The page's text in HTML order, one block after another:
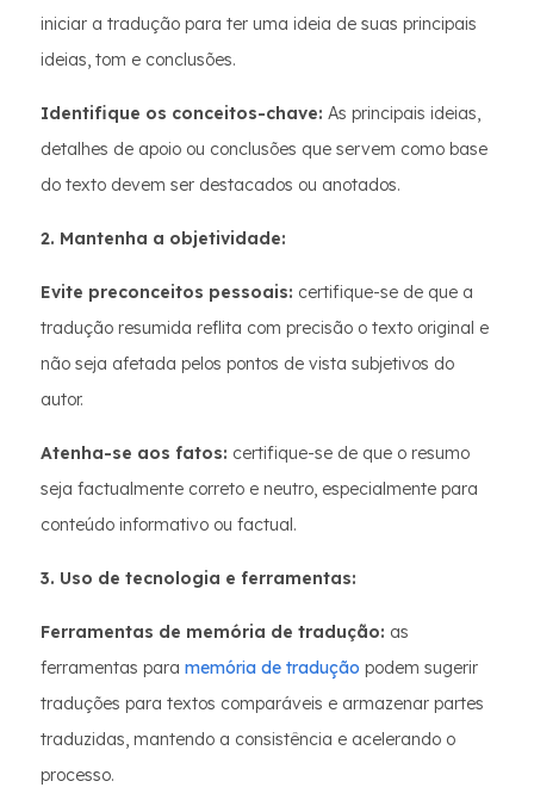
iniciar a tradução para ter uma ideia de suas principais
ideias, tom e conclusões.
Identifique os conceitos-chave: As principais ideias,
detalhes de apoio ou conclusões que servem como base
do texto devem ser destacados ou anotados.
2. Mantenha a objetividade:
Evite preconceitos pessoais: certifique-se de que a
tradução resumida reflita com precisão o texto original e
não seja afetada pelos pontos de vista subjetivos do
autor.
Atenha-se aos fatos: certifique-se de que o resumo
seja factualmente correto e neutro, especialmente para
conteúdo informativo ou factual.
3. Uso de tecnologia e ferramentas:
Ferramentas de memória de tradução: as
ferramentas para memória de tradução podem sugerir
traduções para textos comparáveis e armazenar partes
traduzidas, mantendo a consistência e acelerando o
processo.